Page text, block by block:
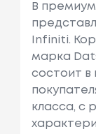
В
Infiniti.
марка
состоит в
класса, с